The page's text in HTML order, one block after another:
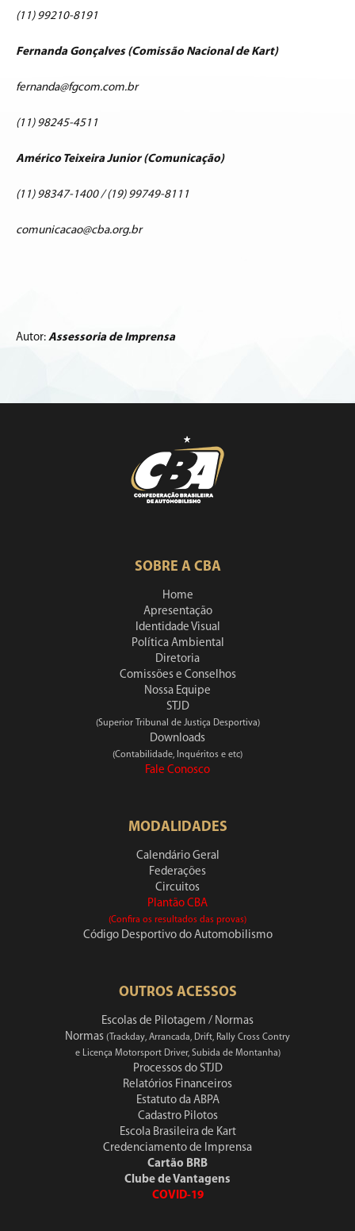
(11) 99210-8191
Fernanda Gonçalves (Comissão Nacional de Kart)
fernanda@fgcom.com.br
(11) 98245-4511
Américo Teixeira Junior (Comunicação)
(11) 98347-1400 / (19) 99749-8111
comunicacao@cba.org.br
Autor: Assessoria de Imprensa
SOBRE A CBA
Home
Apresentação
Identidade Visual
Política Ambiental
Diretoria
Comissões e Conselhos
Nossa Equipe
STJD
(Superior Tribunal de Justiça Desportiva)
Downloads
(Contabilidade, Inquéritos e etc)
Fale Conosco
MODALIDADES
Calendário Geral
Federações
Circuitos
Plantão CBA
(Confira os resultados das provas)
Código Desportivo do Automobilismo
OUTROS ACESSOS
Escolas de Pilotagem / Normas
Normas (Trackday, Arrancada, Drift, Rally Cross Contry
e Licença Motorsport Driver, Subida de Montanha)
Processos do STJD
Relatórios Financeiros
Estatuto da ABPA
Cadastro Pilotos
Escola Brasileira de Kart
Credenciamento de Imprensa
Cartão BRB
Clube de Vantagens
COVID-19